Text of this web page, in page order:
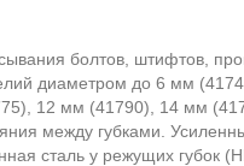
болтов, штифтов,
диаметром до 6 мм
12 мм (41790), 14 мм
между губками.
сталь у режущих губок